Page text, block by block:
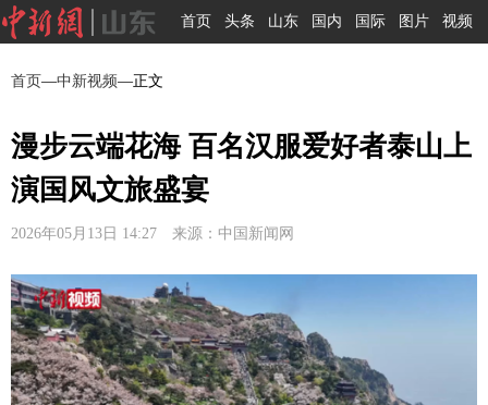
首页 头条 山东 国内 国际 图片 视频
首页—中新视频—正文
漫步云端花海 百名汉服爱好者泰山上
演国风文旅盛宴
2026年05月13日 14:27 来源：中国新闻网